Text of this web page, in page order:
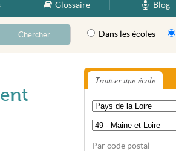
Glossaire Blog
Dans les écoles
Trouver une école
Par code postal